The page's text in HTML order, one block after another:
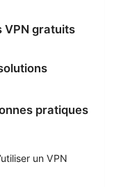
VPN gratuits
pratiques
un VPN